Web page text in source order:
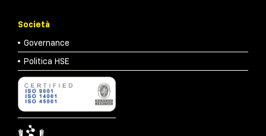
Società
Governance
Politica HSE